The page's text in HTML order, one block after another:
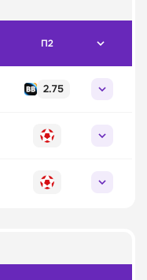
П2
2.75